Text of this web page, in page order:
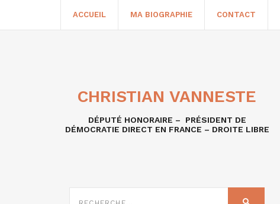
ACCUEIL MA BIOGRAPHIE CONTACT
CHRISTIAN VANNESTE
DÉPUTÉ HONORAIRE – PRÉSIDENT DE
DÉMOCRATIE DIRECT EN FRANCE – DROITE LIBRE
SUR